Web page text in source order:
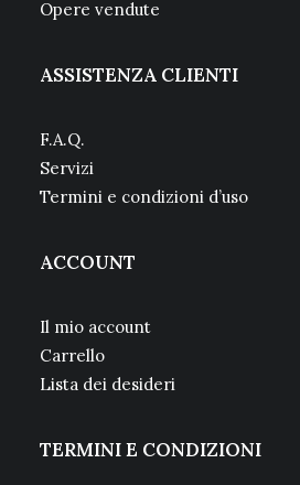
Opere vendute
ASSISTENZA CLIENTI
F.A.Q.
Servizi
Termini e condizioni d’uso
ACCOUNT
Il mio account
Carrello
Lista dei desideri
TERMINI E CONDIZIONI